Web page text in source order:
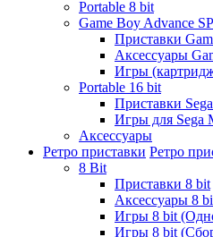
Portable 8 bit
Game Boy Advance
Приставки
Аксессуары
Игры
Portable 16 bit
Приставки
Игры для Sega
Аксессуары
Ретро приставки Ретро
8 Bit
Приставки 8 bit
Аксессуары 8
Игры 8 bit
Игры 8 bit